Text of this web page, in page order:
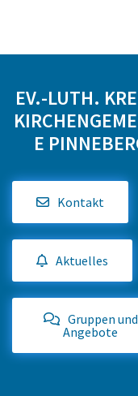
EV.-LUTH.
E
Kontakt
Aktuelles
Gruppen und
Angebote